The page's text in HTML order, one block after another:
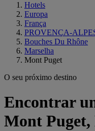
Hotels
Europa
França
PROVENÇA-
Bouches Du Rhône
Marselha
Mont Puget
O seu próximo destino
Encontrar
Mont Puget,